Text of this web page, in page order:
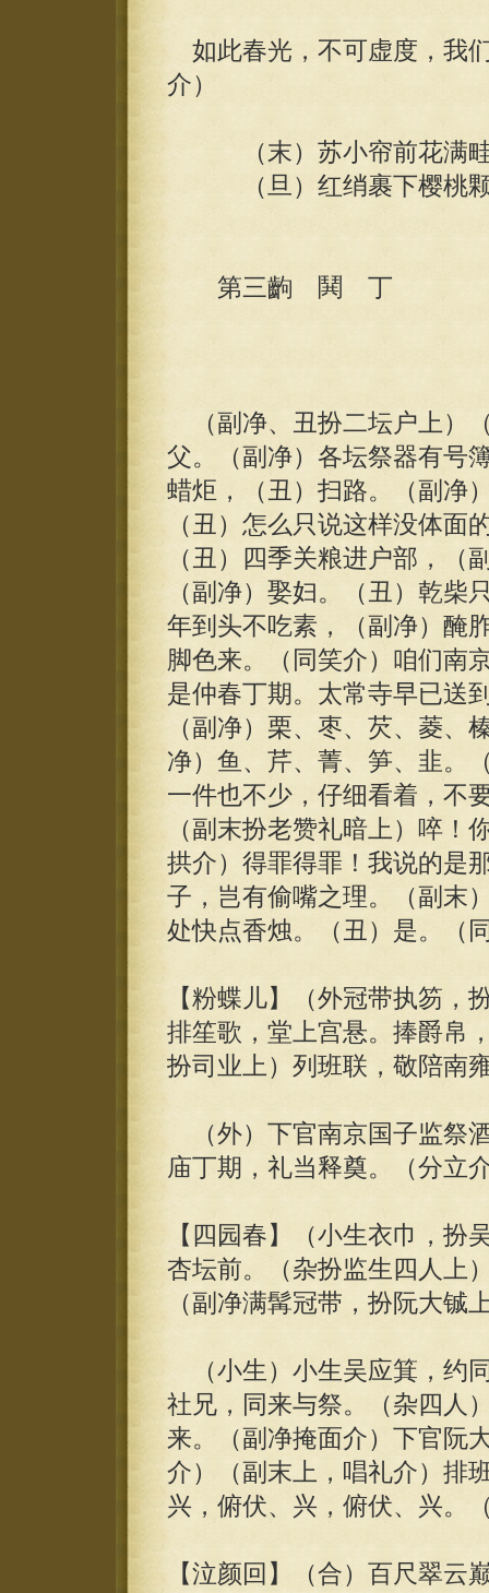
如此春光，不可虚度，我
介）
（末）苏小帘前花满畦
（旦）红绡裹下樱桃颗
第三齣 鬨 丁
（副净、丑扮二坛户上）
父。（副净）各坛祭器有号
蜡炬，（丑）扫路。（副净
（丑）怎么只说这样没体面
（丑）四季关粮进户部，（
（副净）娶妇。（丑）乾柴
年到头不吃素，（副净）醃
脚色来。（同笑介）咱们南
是仲春丁期。太常寺早已送
（副净）栗、枣、芡、菱、
净）鱼、芹、菁、笋、韭。
一件也不少，仔细看着，不
（副末扮老赞礼暗上）啐！
拱介）得罪得罪！我说的是
子，岂有偷嘴之理。（副末
处快点香烛。（丑）是。（
【粉蝶儿】（外冠带执笏，
排笙歌，堂上宫悬。捧爵帛
扮司业上）列班联，敬陪南
（外）下官南京国子监祭
庙丁期，礼当释奠。（分立
【四园春】（小生衣巾，扮
杏坛前。（杂扮监生四人上
（副净满髯冠带，扮阮大铖
（小生）小生吴应箕，约
社兄，同来与祭。（杂四人
来。（副净掩面介）下官阮
介）（副末上，唱礼介）排
兴，俯伏、兴，俯伏、兴。
【泣颜回】（合）百尺翠云